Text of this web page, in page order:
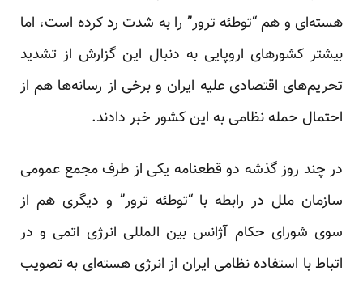
هسته‌ای و هم “توطئه ترور” را به شدت رد کرده است، اما
بیشتر کشورهای اروپایی به دنبال این گزارش از تشدید
تحریم‌های اقتصادی علیه ایران و برخی از رسانه‌ها هم از
احتمال حمله نظامی به این کشور خبر دادند.
در چند روز گذشه دو قطعنامه یکی از طرف مجمع عمومی
سازمان ملل در رابطه با “توطئه ترور” و دیگری هم از
سوی شورای حکام آژانس بین المللی انرژی اتمی و در
اتباط با استفاده نظامی ایران از انرژی هسته‌ای به تصویب